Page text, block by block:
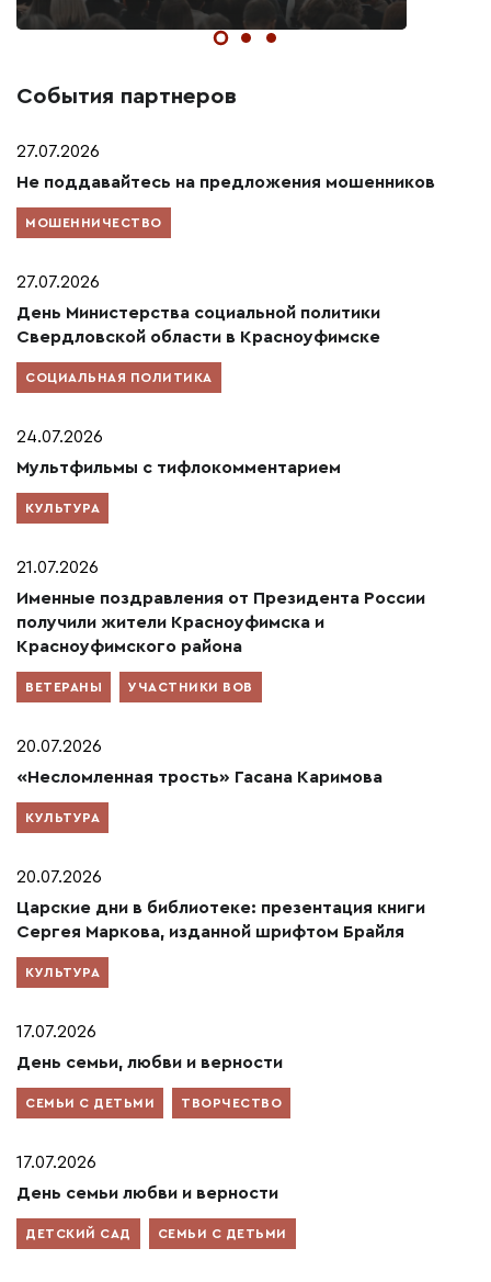
События партнеров
27.07.2026
Не поддавайтесь на предложения мошенников
МОШЕННИЧЕСТВО
27.07.2026
День Министерства социальной политики
Свердловской области в Красноуфимске
СОЦИАЛЬНАЯ ПОЛИТИКА
24.07.2026
Мультфильмы с тифлокомментарием
КУЛЬТУРА
21.07.2026
Именные поздравления от Президента России
получили жители Красноуфимска и
Красноуфимского района
ВЕТЕРАНЫ УЧАСТНИКИ ВОВ
20.07.2026
«Несломленная трость» Гасана Каримова
КУЛЬТУРА
20.07.2026
Царские дни в библиотеке: презентация книги
Сергея Маркова, изданной шрифтом Брайля
КУЛЬТУРА
17.07.2026
День семьи, любви и верности
СЕМЬИ С ДЕТЬМИ ТВОРЧЕСТВО
17.07.2026
День семьи любви и верности
ДЕТСКИЙ САД СЕМЬИ С ДЕТЬМИ